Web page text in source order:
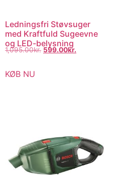
Ledningsfri Støvsuger
med Kraftfuld Sugeevne
og LED-belysning
1,095.00kr. 599.00kr.
KØB NU